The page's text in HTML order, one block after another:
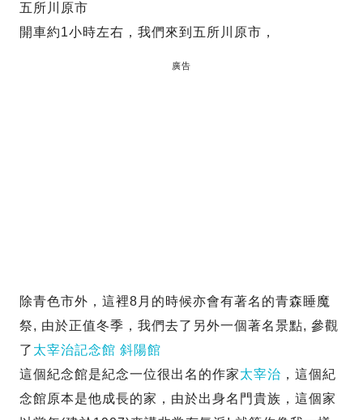
五所川原市
開車約1小時左右，我們來到五所川原市，
廣告
除青色市外，這裡8月的時候亦會有著名的青森睡魔
祭, 由於正值冬季，我們去了另外一個著名景點, 參觀
了 太宰治記念館 斜陽館
這個紀念館是紀念一位很出名的作家太宰治 ，這個紀
念館原本是他成長的家，由於出身名門貴族，這個家